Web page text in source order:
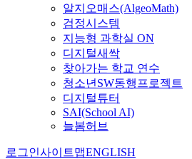
알지오매스(AlgeoMath)
검정시스템
지능형 과학실 ON
디지털새싹
찾아가는 학교 연수
청소년SW동행프로젝트
디지털튜터
SAI(School AI)
늘봄허브
로그인사이트맵ENGLISH